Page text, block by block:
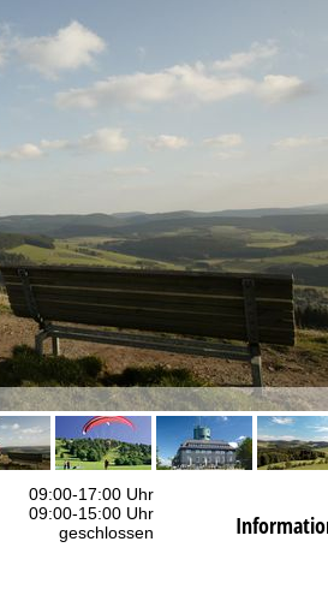
die Möglichkeit zur Änderung Ihrer
Sie in unserem
.
.
09:00-17:00 Uhr
09:00-15:00 Uhr
geschlossen